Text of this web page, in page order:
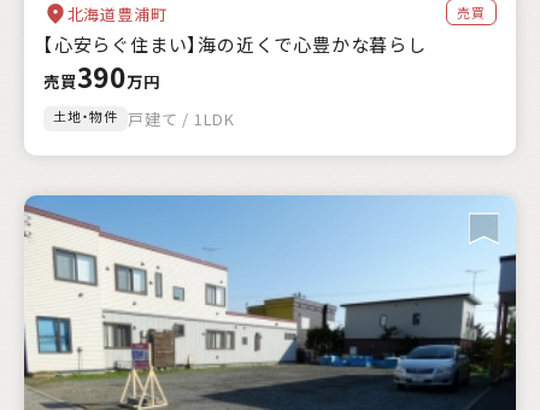
北海道豊浦町 売買
【心安らぐ住まい】海の近くで心豊かな暮らし
売買390万円
土地・物件 戸建て / 1LDK